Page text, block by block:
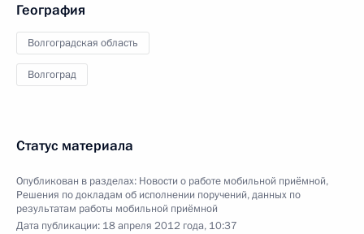
География
Волгоградская область
Волгоград
Статус материала
Опубликован в разделах: Новости о работе мобильной приёмной,
Решения по докладам об исполнении поручений, данных по
результатам работы мобильной приёмной
Дата публикации: 18 апреля 2012 года, 10:37